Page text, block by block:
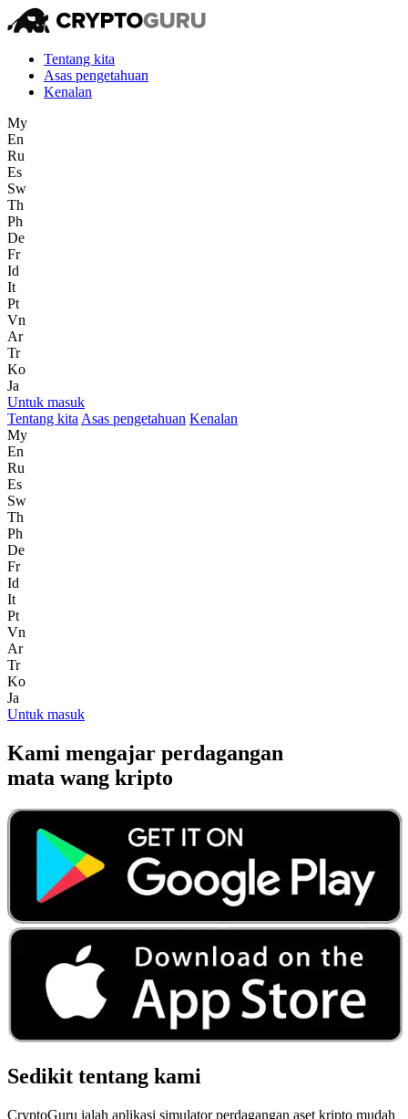
Tentang kita
Asas pengetahuan
Kenalan
My
En
Ru
Es
Sw
Th
Ph
De
Fr
Id
It
Pt
Vn
Ar
Tr
Ko
Ja
Untuk masuk
Tentang kita Asas pengetahuan Kenalan
My
En
Ru
Es
Sw
Th
Ph
De
Fr
Id
It
Pt
Vn
Ar
Tr
Ko
Ja
Untuk masuk
Kami mengajar perdagangan
mata wang kripto
Sedikit tentang kami
CryptoGuru ialah aplikasi simulator perdagangan aset kripto mudah